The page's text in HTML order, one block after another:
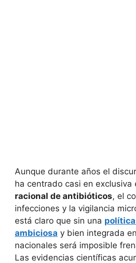
Aunque durante años el
ha centrado casi en exclusiva
racional de antibióticos, el
infecciones y la vigilancia
está claro que sin una
ambiciosa y bien integrada
nacionales será imposible
Las evidencias científicas